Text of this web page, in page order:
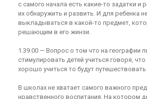
с самого начала есть какие-то задатки и
их обнаружить и развить. И для ребенка
выкладываться в какой-то предмет,
решающим в его жинзи.
1.39.00 — Вопрос о том что на географии
стимулировать детей учиться говоря, что
хорошо учиться то будут
В школах не хватает самого важного
нравственного воспитания. На котором